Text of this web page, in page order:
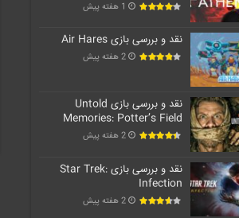
1 هفته پیش
نقد و بررسی بازی Air Hares
2 هفته پیش
نقد و بررسی بازی Untold
Memories: Potter’s Field
2 هفته پیش
نقد و بررسی بازی Star Trek:
Infection
2 هفته پیش